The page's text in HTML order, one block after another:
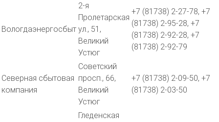
Вологдаэнергосбыт
2-я
Пролетарская
ул., 51,
Великий
Устюг
+7 (81738) 2-27-78, +7
(81738) 2-95-28, +7
(81738) 2-92-28, +7
(81738) 2-92-79
Северная сбытовая
компания
Советский
просп., 66,
Великий
Устюг
+7 (81738) 2-09-50, +7
(81738) 2-03-50
Гледенская